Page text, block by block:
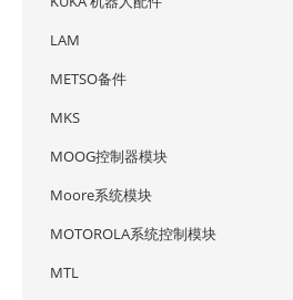
LAM
METSO备件
MKS
MOOG控制器模块
Moore系统模块
MOTOROLA系统控制模块
MTL